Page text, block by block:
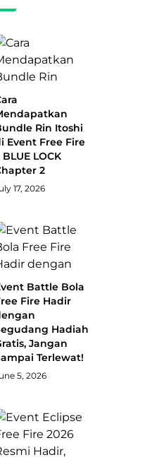
Rin Itoshi
Event Free Fire
BLUE LOCK
2
17, 2026
Battle Bola
Fire Hadir
Hadiah
Jangan
Terlewat!
5, 2026